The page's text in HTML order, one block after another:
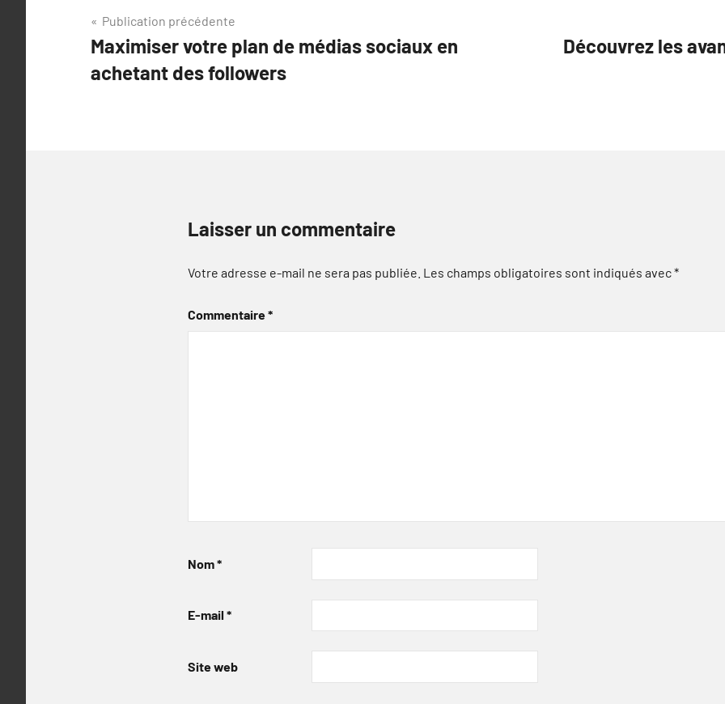
Navigation
de
l’article
Publication précédente
Maximiser votre plan de médias sociaux en
achetant des followers
Découvrez les
Laisser un commentaire
Votre adresse e-mail ne sera pas publiée. Les champs obligatoires sont indiqués avec*
Commentaire*
Nom*
E-mail *
Site web